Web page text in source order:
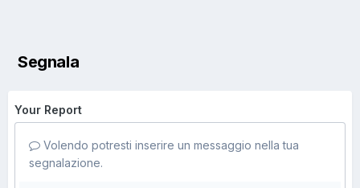
Segnala
Your Report
Volendo potresti inserire un messaggio nella tua
segnalazione.